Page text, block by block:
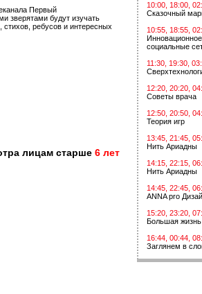
Первый
зверятами будут изучать
ребусов и интересных
лицам старше 6 лет
10:00, 18:00,
Сказочный
10:55, 18:55,
социальные
11:30, 19:30,
12:20, 20:20,
Советы врача
12:50, 20:50,
Теория игр
13:45, 21:45,
Нить Ариадны
14:15, 22:15,
Нить Ариадны
14:45, 22:45,
ANNA pro
15:20, 23:20,
Большая жизнь
16:44, 00:44,
Заглянем в